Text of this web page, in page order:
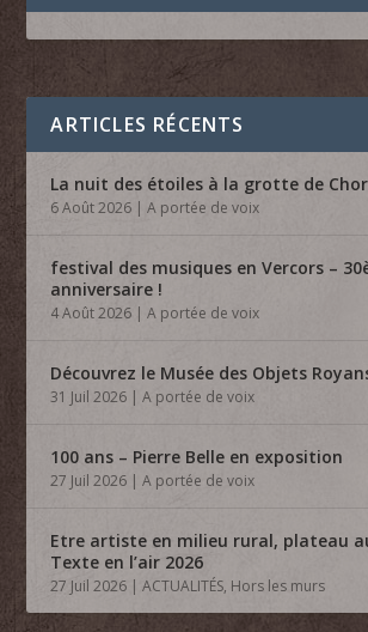
ARTICLES RÉCENTS
La nuit des étoiles à la grotte de
6 Août 2026 |A portée de voix
festival des musiques en Vercors –
anniversaire !
4 Août 2026 |A portée de voix
Découvrez le Musée des Objets
31 Juil 2026 |A portée de voix
100 ans – Pierre Belle en exposition
27 Juil 2026 |A portée de voix
Etre artiste en milieu rural, plateau
Texte en l’air 2026
27 Juil 2026 |ACTUALITÉS, Hors les murs